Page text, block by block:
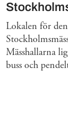
Lokalen för
Mässhallarna
buss och